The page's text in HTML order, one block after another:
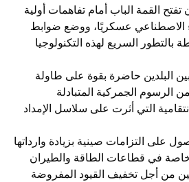
تفتح القمة الباب أمام تفاهمات أولية
الاصطناعي عسكريًا، ووضع ضوابط
بالتطور السريع لهذه التكنولوجيا
البلدين حاضرة بقوة على طاولة
الرسوم الجمركية المتبادلة
التي أثرت على سلاسل الإمداد
على التزامات صينية بزيادة وارداتها
خاصة في قطاعات الطاقة والطيران
من أجل تخفيف القيود المفروضة